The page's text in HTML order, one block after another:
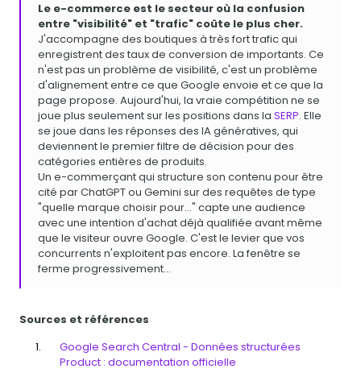
Le e-commerce est le secteur où la confusion
entre "visibilité" et "trafic" coûte le plus cher.
J'accompagne des boutiques à très fort trafic qui
enregistrent des taux de conversion de importants. Ce
n'est pas un problème de visibilité, c'est un problème
d'alignement entre ce que Google envoie et ce que la
page propose. Aujourd'hui, la vraie compétition ne se
joue plus seulement sur les positions dans la SERP. Elle
se joue dans les réponses des IA génératives, qui
deviennent le premier filtre de décision pour des
catégories entières de produits.
Un e-commerçant qui structure son contenu pour être
cité par ChatGPT ou Gemini sur des requêtes de type
"quelle marque choisir pour…" capte une audience
avec une intention d'achat déjà qualifiée avant même
que le visiteur ouvre Google. C'est le levier que vos
concurrents n'exploitent pas encore. La fenêtre se
ferme progressivement...
Sources et références
Google Search Central - Données structurées
Product : documentation officielle